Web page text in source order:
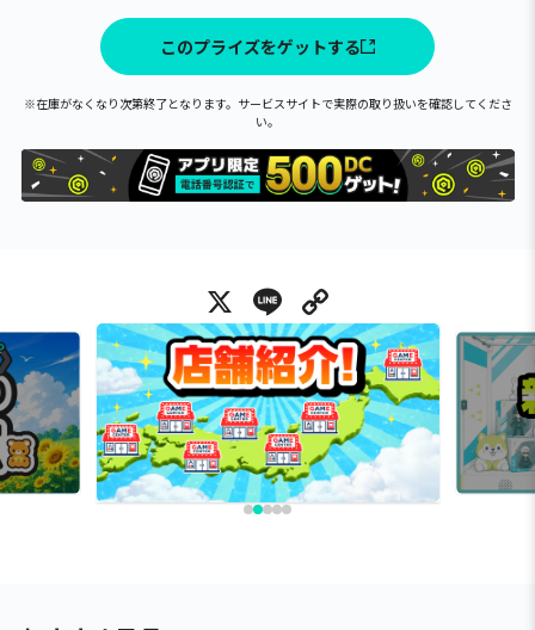
このプライズをゲットする
※在庫がなくなり次第終了となります。サービスサイトで実際の取り扱いを確認してくださ
い。
X Line